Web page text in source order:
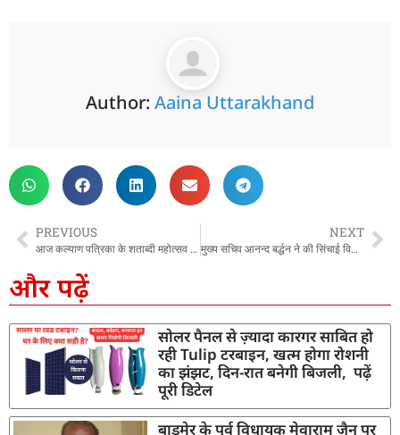
Author: Aaina Uttarakhand
PREVIOUS
आज कल्याण पत्रिका के शताब्दी महोत्सव में पहुंचेंगे अमित शाह, अभेद्य किले में तब्दील हुआ स्वर्गाश्रम
NEXT
मुख्य सचिव आनन्द बर्द्धन ने की सिंचाई विभाग द्वारा निर्माणाधीन जमरानी एवं सौंग बांध परियोजनाओं की समीक्षा
और पढ़ें
सोलर पैनल से ज़्यादा कारगर साबित हो
रही Tulip टरबाइन, खत्म होगा रोशनी
का झंझट, दिन-रात बनेगी बिजली, पढ़ें
पूरी डिटेल
बाड़मेर के पूर्व विधायक मेवाराम जैन पर